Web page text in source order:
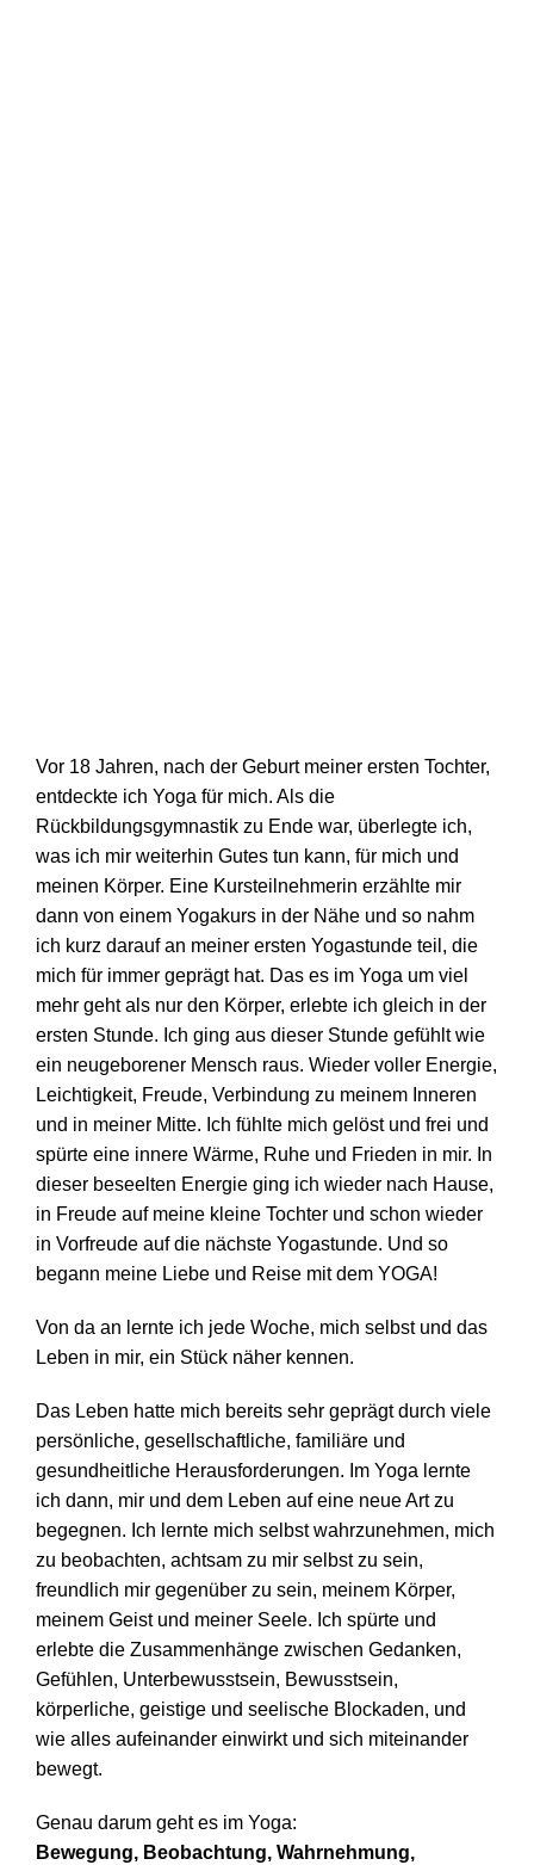
Vor 18 Jahren, nach der Geburt meiner ersten Tochter,
entdeckte ich Yoga für mich. Als die
Rückbildungsgymnastik zu Ende war, überlegte ich,
was ich mir weiterhin Gutes tun kann, für mich und
meinen Körper. Eine Kursteilnehmerin erzählte mir
dann von einem Yogakurs in der Nähe und so nahm
ich kurz darauf an meiner ersten Yogastunde teil, die
mich für immer geprägt hat. Das es im Yoga um viel
mehr geht als nur den Körper, erlebte ich gleich in der
ersten Stunde. Ich ging aus dieser Stunde gefühlt wie
ein neugeborener Mensch raus. Wieder voller Energie,
Leichtigkeit, Freude, Verbindung zu meinem Inneren
und in meiner Mitte. Ich fühlte mich gelöst und frei und
spürte eine innere Wärme, Ruhe und Frieden in mir. In
dieser beseelten Energie ging ich wieder nach Hause,
in Freude auf meine kleine Tochter und schon wieder
in Vorfreude auf die nächste Yogastunde. Und so
begann meine Liebe und Reise mit dem YOGA!
Von da an lernte ich jede Woche, mich selbst und das
Leben in mir, ein Stück näher kennen.
Das Leben hatte mich bereits sehr geprägt durch viele
persönliche, gesellschaftliche, familiäre und
gesundheitliche Herausforderungen. Im Yoga lernte
ich dann, mir und dem Leben auf eine neue Art zu
begegnen. Ich lernte mich selbst wahrzunehmen, mich
zu beobachten, achtsam zu mir selbst zu sein,
freundlich mir gegenüber zu sein, meinem Körper,
meinem Geist und meiner Seele. Ich spürte und
erlebte die Zusammenhänge zwischen Gedanken,
Gefühlen, Unterbewusstsein, Bewusstsein,
körperliche, geistige und seelische Blockaden, und
wie alles aufeinander einwirkt und sich miteinander
bewegt.
Genau darum geht es im Yoga:
Bewegung, Beobachtung, Wahrnehmung,